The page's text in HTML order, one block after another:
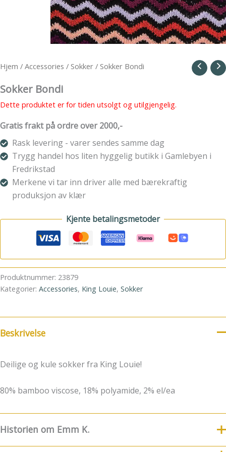
Hjem / Accessories / Sokker / Sokker Bondi
Sokker Bondi
Dette produktet er for tiden utsolgt og utilgjengelig.
Gratis frakt på ordre over 2000,-
Rask levering - varer sendes samme dag
Trygg handel hos liten hyggelig butikk i Gamlebyen i
Fredrikstad
Merkene vi tar inn driver alle med bærekraftig
produksjon av klær
Kjente betalingsmetoder
Produktnummer: 23879
Kategorier: Accessories, King Louie, Sokker
Beskrivelse
Deilige og kule sokker fra King Louie!
80% bamboo viscose, 18% polyamide, 2% el/ea
Historien om Emm K.